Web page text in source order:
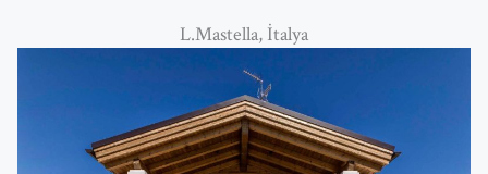
L.Mastella, İtalya